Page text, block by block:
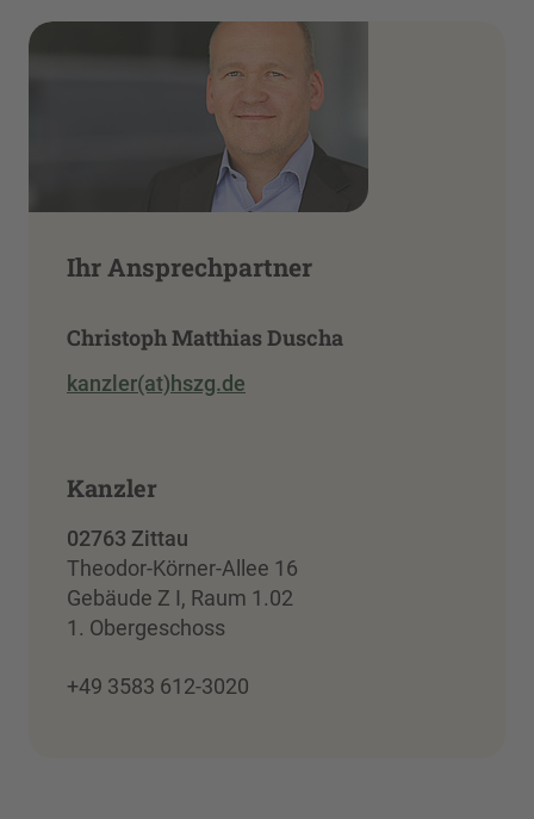
Ihr Ansprechpartner
Christoph Matthias Duscha
kanzler(at)hszg.de
Kanzler
02763 Zittau
Theodor-Körner-Allee 16
Gebäude Z I, Raum 1.02
1. Obergeschoss
+49 3583 612-3020